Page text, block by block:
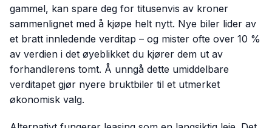
gammel, kan spare deg for titusenvis av kroner
sammenlignet med å kjøpe helt nytt. Nye biler lider av
et bratt innledende verditap – og mister ofte over 10 %
av verdien i det øyeblikket du kjører dem ut av
forhandlerens tomt. Å unngå dette umiddelbare
verditapet gjør nyere bruktbiler til et utmerket
økonomisk valg.